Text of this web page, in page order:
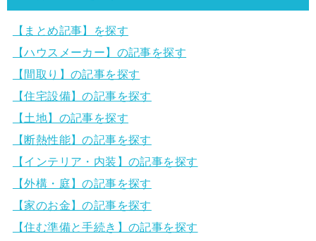
【まとめ記事】を探す
【ハウスメーカー】の記事を探す
【間取り】の記事を探す
【住宅設備】の記事を探す
【土地】の記事を探す
【断熱性能】の記事を探す
【インテリア・内装】の記事を探す
【外構・庭】の記事を探す
【家のお金】の記事を探す
【住む準備と手続き】の記事を探す